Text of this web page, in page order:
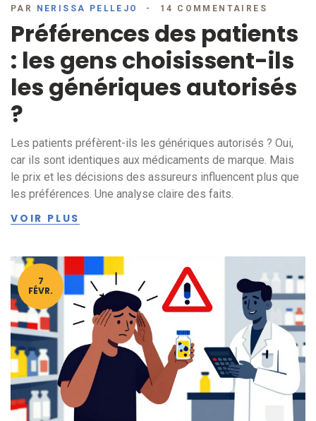
PAR NERISSA PELLEJO 14 COMMENTAIRES
Préférences des patients
: les gens choisissent-ils
les génériques autorisés
?
Les patients préfèrent-ils les génériques autorisés ? Oui,
car ils sont identiques aux médicaments de marque. Mais
le prix et les décisions des assureurs influencent plus que
les préférences. Une analyse claire des faits.
VOIR PLUS
7
FÉVR.